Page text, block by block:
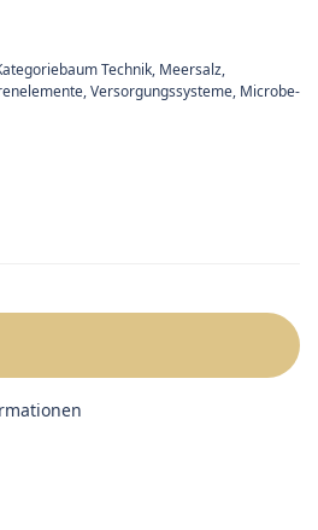
Technik, Meersalz,
,Versorgungssysteme, Microbe-